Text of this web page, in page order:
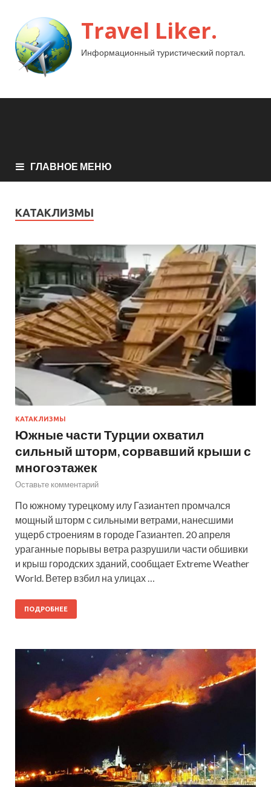
Travel Liker.
Информационный туристический портал.
ГЛАВНОЕ МЕНЮ
КАТАКЛИЗМЫ
КАТАКЛИЗМЫ
Южные части Турции охватил
сильный шторм, сорвавший крыши с
многоэтажек
Оставьте комментарий
По южному турецкому илу Газиантеп промчался
мощный шторм с сильными ветрами, нанесшими
ущерб строениям в городе Газиантеп. 20 апреля
ураганные порывы ветра разрушили части обшивки
и крыш городских зданий, сообщает Extreme Weather
World. Ветер взбил на улицах …
ПОДРОБНЕЕ